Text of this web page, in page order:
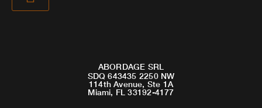
ABORDAGE SRL
SDQ 643435 2250 NW
114th Avenue, Ste 1A
Miami, FL 33192-4177